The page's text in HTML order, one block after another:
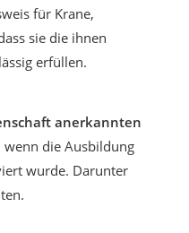
für Krane,
sie die ihnen
erfüllen.
anerkannten
wenn die Ausbildung
wurde. Darunter